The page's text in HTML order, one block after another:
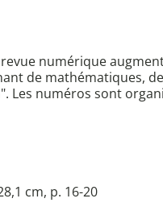
numérique
de mathématiques,
Les numéros sont
cm, p. 16-20